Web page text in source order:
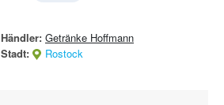
Händler: Getränke Hoffmann
Stadt:
Rostock